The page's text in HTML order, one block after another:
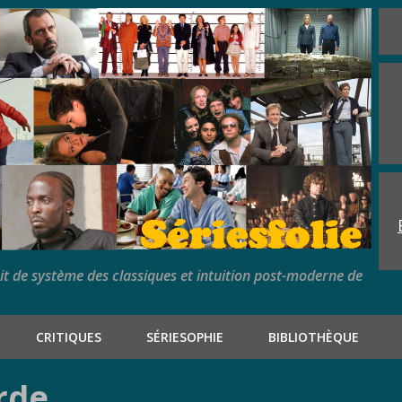
système des classiques et intuition post-moderne de
CRITIQUES SÉRIESOPHIE BIBLIOTHÈQUE